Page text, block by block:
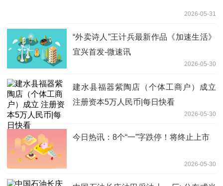
2026-05-31
“外卖诗人”王计兵最新作品《加速生活》
宜兴首发-微速讯
2026-05-30
建水县福器紫陶店（个体工商户）成立
注册资本5万人民币|每日快看
2026-05-30
今日热讯：8个“一”字跌停！将终止上市
2026-05-30